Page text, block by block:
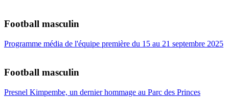
Football masculin
Programme média de l'équipe première du 15 au 21 septembre 2025
Football masculin
Presnel Kimpembe, un dernier hommage au Parc des Princes